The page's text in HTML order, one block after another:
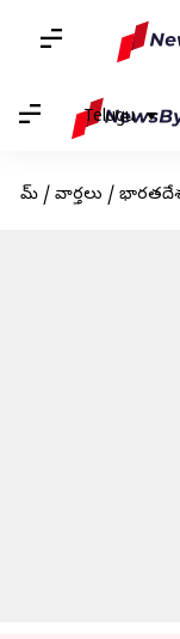
Telugu
హోమ్ / వార్తలు /